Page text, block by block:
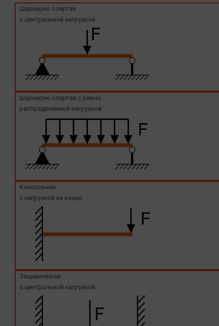
Шарнирно опертая
с центральной нагрузкой
Шарнирно опертая с равно
распределенной нагрузкой
Консольная
с нагрузкой на конце
Защемленная
с центральной нагрузкой